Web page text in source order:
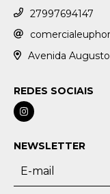
27997694147
Avenida
REDES SOCIAIS
NEWSLETTER